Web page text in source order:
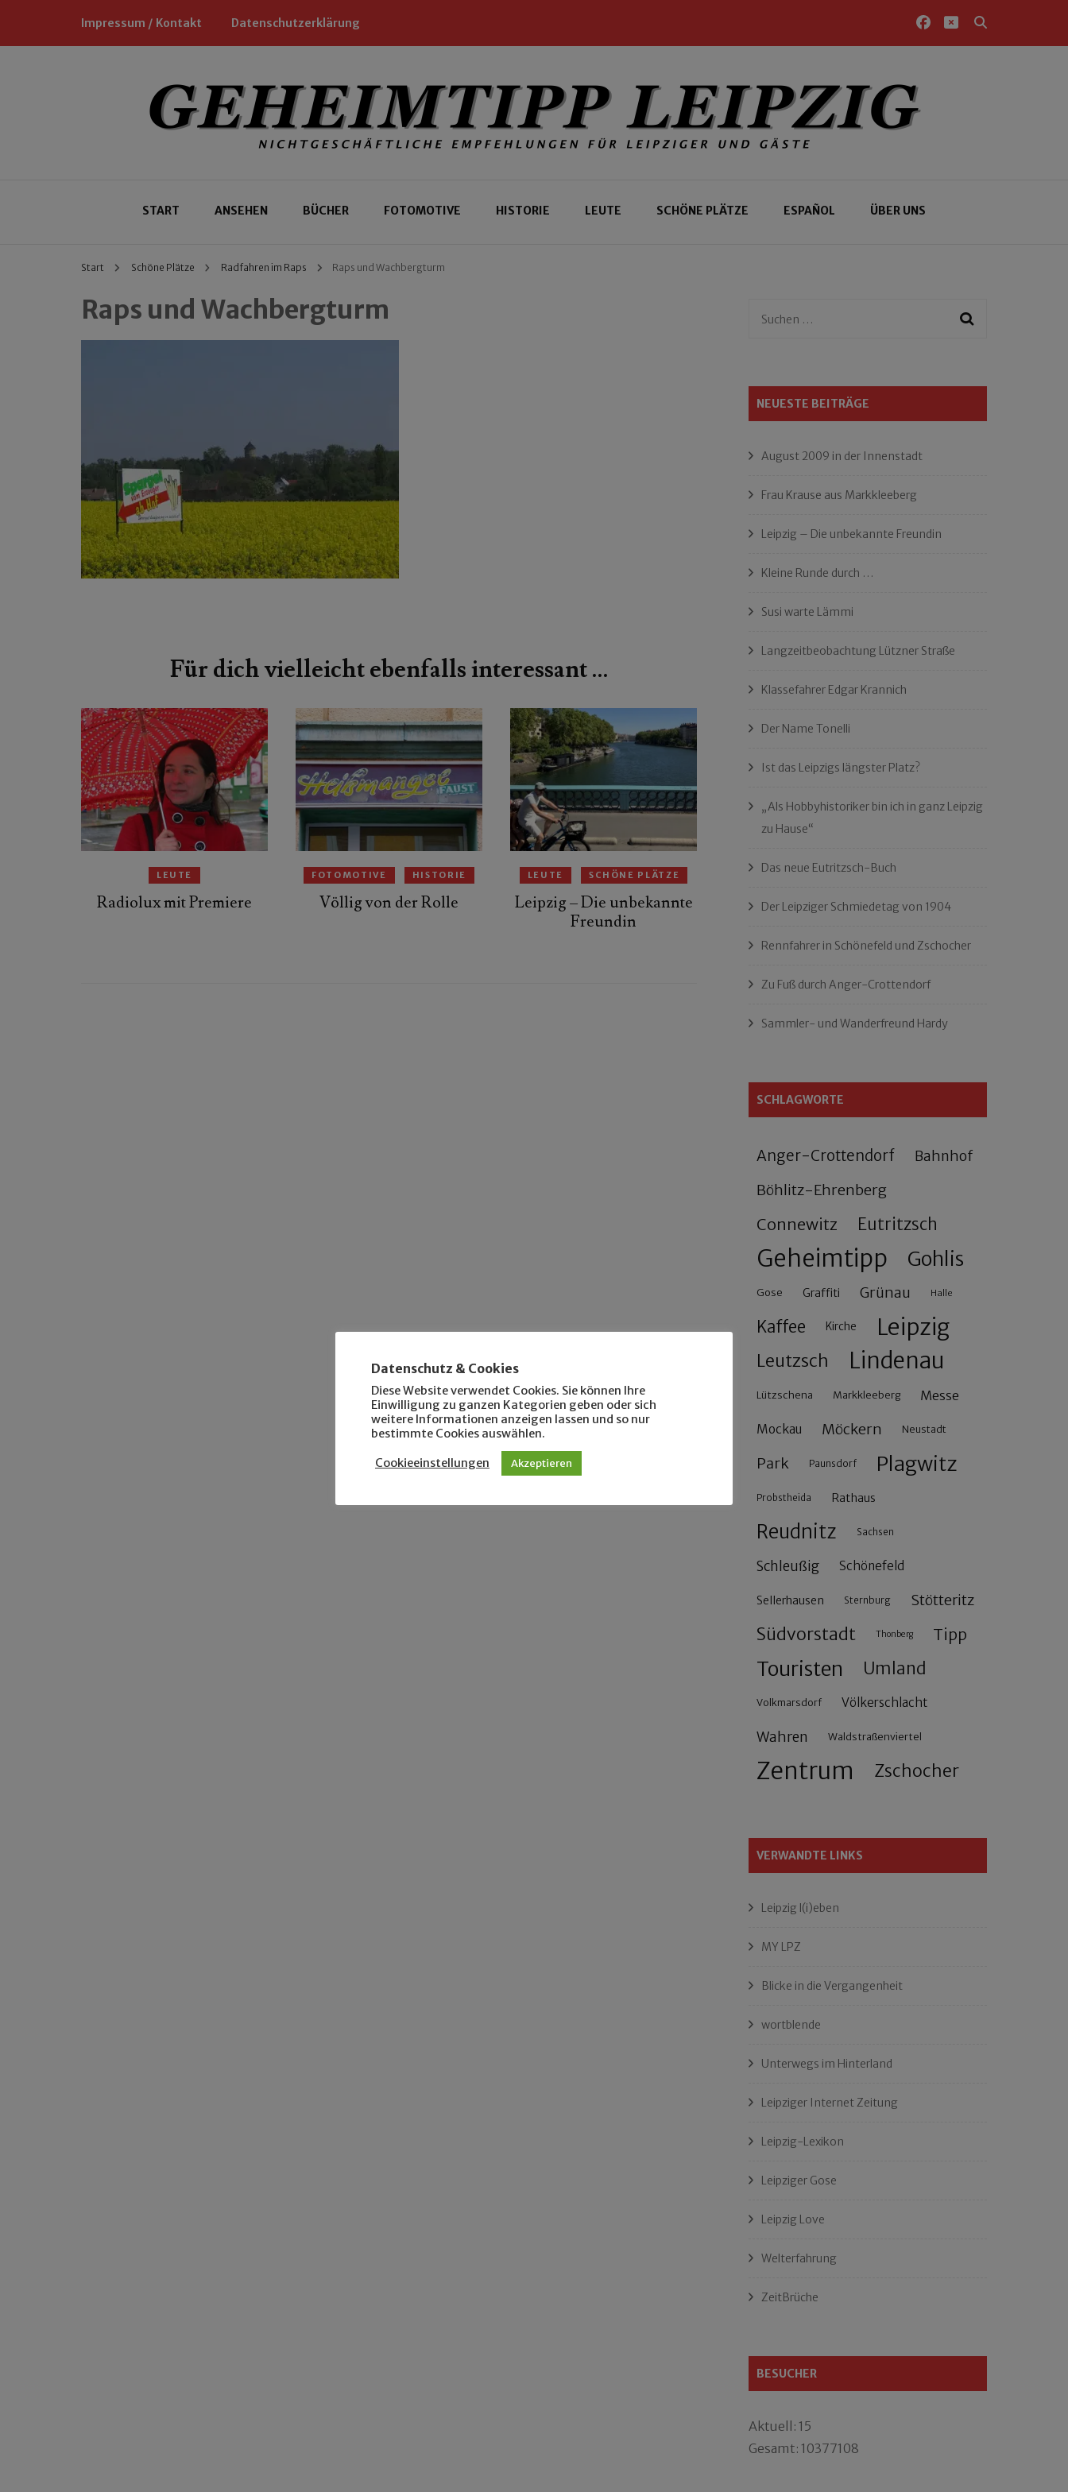
Impressum / Kontakt Datenschutzerklärung
Geheimtipp Leipzig
START ANSEHEN BÜCHER FOTOMOTIVE HISTORIE LEUTE SCHÖNE PLÄTZE ESPAÑOL ÜBER UNS
Start Schöne Plätze Radfahren im Raps Raps und Wachbergturm
Raps und Wachbergturm
Für dich vielleicht ebenfalls interessant …
LEUTE
Radiolux mit Premiere
FOTOMOTIVE HISTORIE
Völlig von der Rolle
LEUTE SCHÖNE PLÄTZE
Leipzig – Die unbekannte
Freundin
Suchen
NEUESTE BEITRÄGE
August 2009 in der Innenstadt
Frau Krause aus Markkleeberg
Leipzig – Die unbekannte Freundin
Kleine Runde durch …
Susi warte Lämmi
Langzeitbeobachtung Lützner Straße
Klassefahrer Edgar Krannich
Der Name Tonelli
Ist das Leipzigs längster Platz?
„Als Hobbyhistoriker bin ich in ganz Leipzig
zu Hause“
Das neue Eutritzsch-Buch
Der Leipziger Schmiedetag von 1904
Rennfahrer in Schönefeld und Zschocher
Zu Fuß durch Anger-Crottendorf
Sammler- und Wanderfreund Hardy
SCHLAGWORTE
Anger-Crottendorf Bahnhof
Böhlitz-Ehrenberg
Connewitz Eutritzsch
Geheimtipp Gohlis
Gose Graffiti Grünau Halle
Kaffee Kirche Leipzig
Leutzsch Lindenau
Lützschena Markkleeberg Messe
Mockau Möckern Neustadt
Park Paunsdorf Plagwitz
Probstheida Rathaus
Reudnitz Sachsen
Schleußig Schönefeld
Sellerhausen Sternburg Stötteritz
Südvorstadt Thonberg Tipp
Touristen Umland
Volkmarsdorf Völkerschlacht
Wahren Waldstraßenviertel
Zentrum Zschocher
VERWANDTE LINKS
Leipzig l(i)eben
MY LPZ
Blicke in die Vergangenheit
wortblende
Unterwegs im Hinterland
Leipziger Internet Zeitung
Leipzig-Lexikon
Leipziger Gose
Leipzig Love
Welterfahrung
ZeitBrüche
BESUCHER
Aktuell: 15
Gesamt: 10377108
Datenschutz & Cookies
Diese Website verwendet Cookies. Sie können Ihre
Einwilligung zu ganzen Kategorien geben oder sich
weitere Informationen anzeigen lassen und so nur
bestimmte Cookies auswählen.
Cookieeinstellungen Akzeptieren